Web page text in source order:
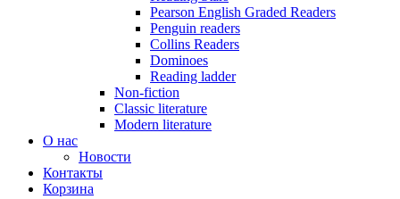
Pearson English Graded Readers
Penguin readers
Collins Readers
Dominoes
Reading ladder
Non-fiction
Classic literature
Modern literature
О нас
Новости
Контакты
Корзина